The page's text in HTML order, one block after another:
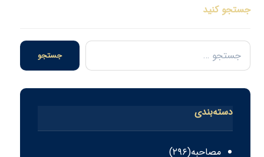
جستجو کنید
جستجو
دسته‌بندی
مصاحبه(۲۹۶)